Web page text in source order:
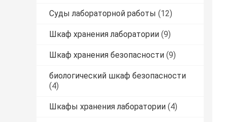
Суды лабораторной работы (12)
Шкаф хранения лаборатории (9)
Шкаф хранения безопасности (9)
биологический шкаф безопасности
(4)
Шкафы хранения лаборатории (4)